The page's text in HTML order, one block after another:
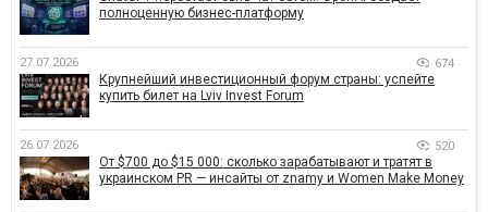
полноценную бизнес-платформу
27.07.2026 674
Крупнейший инвестиционный форум страны: успейте
купить билет на Lviv Invest Forum
26.07.2026 520
От $700 до $15 000: сколько зарабатывают и тратят в
украинском PR — инсайты от znamy и Women Make Money